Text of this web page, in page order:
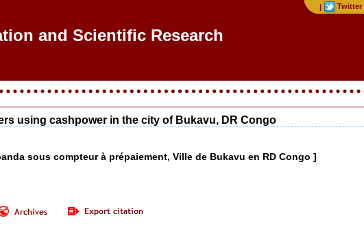
| Twitter
and Scientific Research
using cashpower in the city of Bukavu, DR Congo
sous compteur à prépaiement, Ville de Bukavu en RD Congo ]